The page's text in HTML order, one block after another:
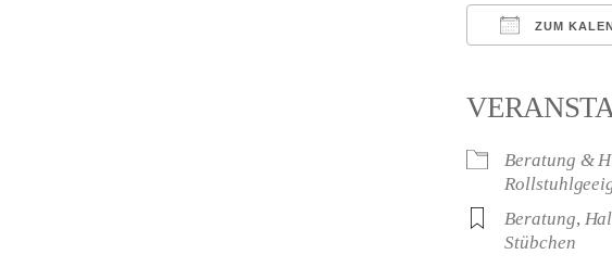
ZUM
Beratung &
Beratung,
Stübchen